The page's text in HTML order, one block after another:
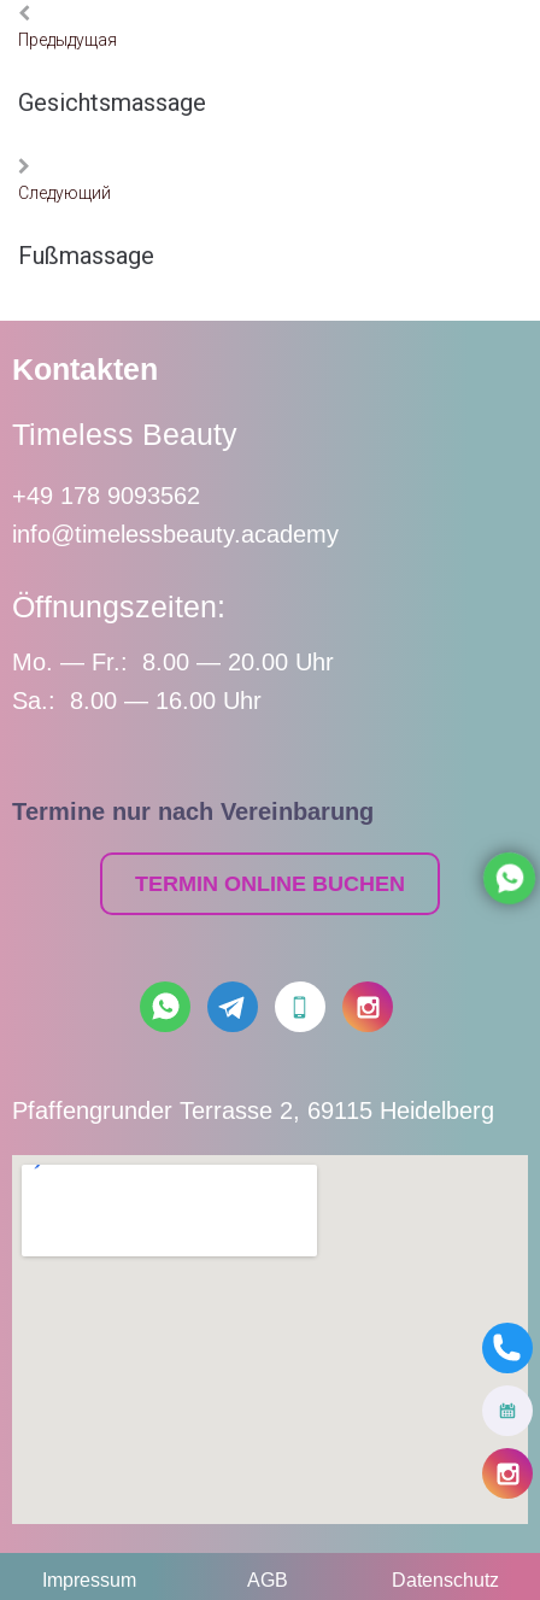
Предыдущая
Gesichtsmassage
Следующий
Fußmassage
Kontakten
Timeless Beauty
+49 178 9093562
info@timelessbeauty.academy
Öffnungszeiten:
Mo. — Fr.: 8.00 — 20.00 Uhr
Sa.: 8.00 — 16.00 Uhr
Termine nur nach Vereinbarung
TERMIN ONLINE BUCHEN
Pfaffengrunder Terrasse 2, 69115 Heidelberg
Impressum AGB Datenschutz